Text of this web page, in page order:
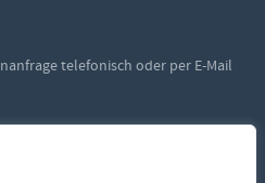
telefonisch oder per E-Mail